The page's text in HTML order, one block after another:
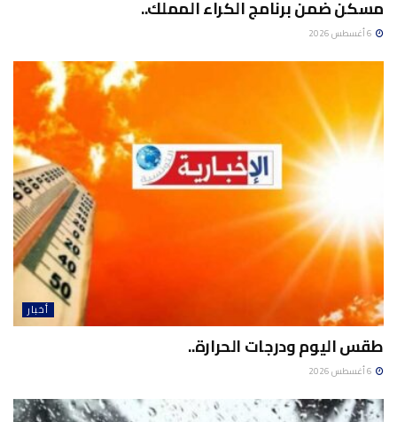
مسكن ضمن برنامج الكراء المملك..
أخبار
طقس اليوم ودرجات الحرارة..